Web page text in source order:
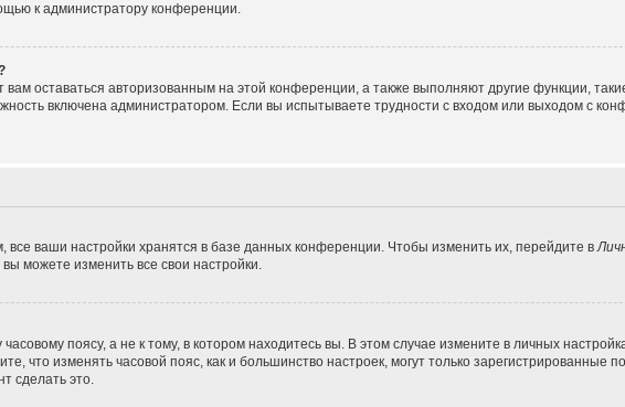
к администратору конференции.
оставаться авторизованным на этой конференции, а также выполняют другие функции,
включена администратором. Если вы испытываете трудности с входом или выходом с
все ваши настройки хранятся в базе данных конференции. Чтобы изменить их, перейдите в
можете изменить все свои настройки.
поясу, а не к тому, в котором находитесь вы. В этом случае измените в личных
что изменять часовой пояс, как и большинство настроек, могут только зарегистрированные
сделать это.